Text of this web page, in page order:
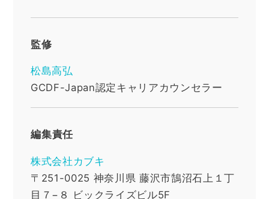
監修
松島高弘
GCDF-Japan認定キャリアカウンセラー
編集責任
株式会社カブキ
〒251-0025 神奈川県 藤沢市鵠沼石上１丁
目７−８ ビックライズビル5F